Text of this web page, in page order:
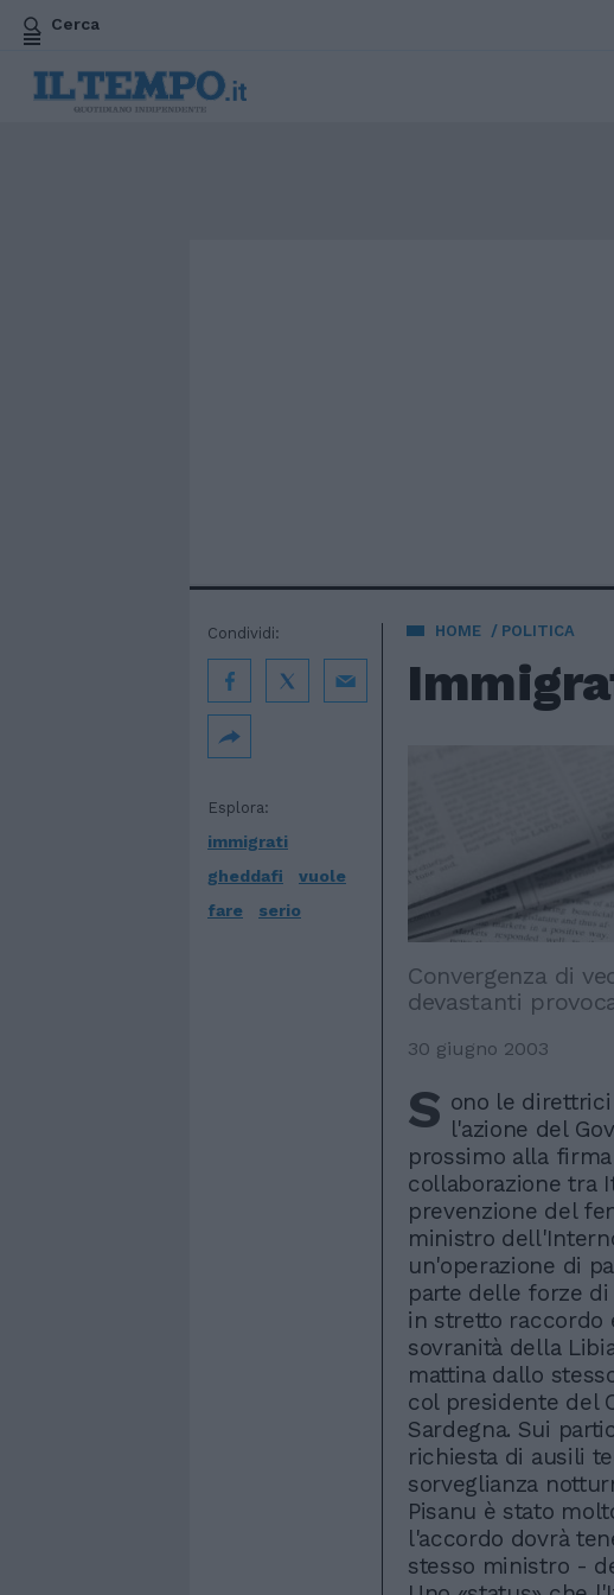
Cerca
HOME POLITICA
Esplora:
immigrati
gheddafi
vuole
fare
serio
Condividi:
Convergenza di
devastanti
30 giugno 2003
S ono le
l'azione del
prossimo alla
collaborazione tra
prevenzione del
ministro
un'operazione di
parte delle forze di
in stretto raccordo
sovranità della
mattina dallo
col presidente del
Sardegna. Sui
richiesta di ausili
sorveglianza
Pisanu è stato
l'accordo dovrà
stesso ministro -